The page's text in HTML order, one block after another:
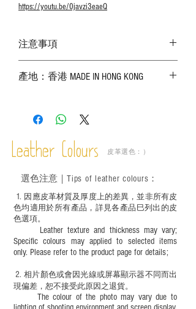
https://youtu.be/0javzi3eaeQ
注意事項
實物為準；
－ 植鞣皮革容易受環境、使用程度等產生
成後定期在皮面塗上皮革專用清潔劑及貂
鼠油等；
適合六歲以下兒童使用；六至十二歲兒童
必須由成年人陪同下使用並應小心處理。
產地：香港 MADE IN HONG KONG
Leather Colours 皮革選色：）
1. ​ 因應皮革材質及厚度上的差異，並非所有皮
色均適用於所有產品，詳見各產品巳列出的皮
色選項。
Leather texture and thickness may vary;
Specific colours may applied to selected items
only. Please refer to the product page for details;
​2.相片顏色或會因光線或屏幕顯示器不同而出
現偏差，恕不接受此原因之退貨。
The colour of the photo may vary due to
選色注意｜ Tips of leather colours ：